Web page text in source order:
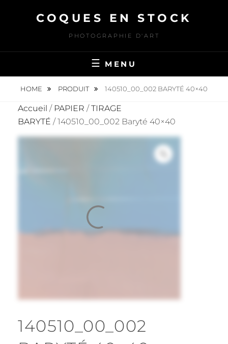
COQUES EN STOCK
PHOTOGRAPHIE D'ART
MENU
HOME PRODUIT 140510_00_002 BARYTÉ 40×40
Accueil / PAPIER /TIRAGE
BARYTÉ / 140510_00_002 Baryté 40×40
140510_00_002